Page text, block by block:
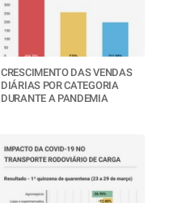
CRESCIMENTO DAS VENDAS
DIÁRIAS POR CATEGORIA
DURANTE A PANDEMIA